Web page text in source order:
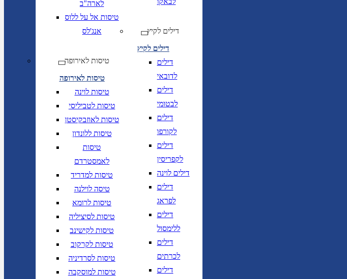
לארה"ב
טיסות אל על ללוס
אנג'לס
טיסות לאירופה
טיסות לאירופה
טיסות לוינה
טיסות לטביליסי
טיסות לאוזבקיסטן
טיסות ללונדון
טיסות
לאמסטרדם
טיסות למדריד
טיסה לוילנה
טיסות לרומא
טיסות לסיציליה
טיסות לקישינב
טיסות לקרקוב
טיסות לסרדיניה
טיסות למוסקבה
דילים לקיץ
דילים לקיץ
דילים
לדובאי
דילים
לבטומי
דילים
לקורפו
דילים
לקפריסין
דילים לוינה
דילים
לפראג
דילים
ללימסול
דילים
לכרתים
דילים